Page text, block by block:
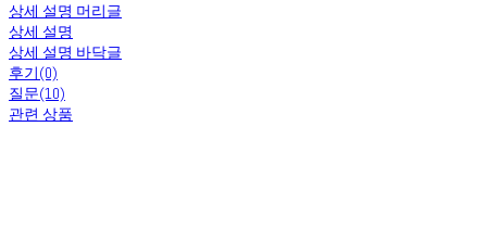
상세 설명 머리글
상세 설명
상세 설명 바닥글
후기(0)
질문(10)
관련 상품